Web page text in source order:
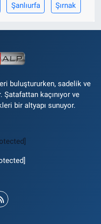
Şanlıurfa Şırnak
buluştururken, sadelik ve
kaçınıyor ve
bir altyapı sunuyor.